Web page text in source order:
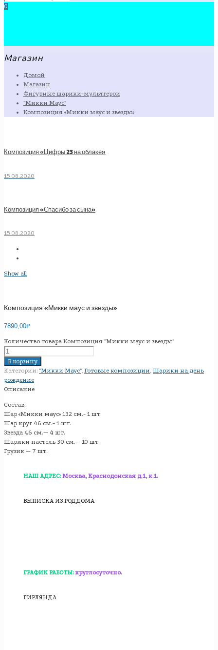
0
Магазин
Домой
Магазин
Фигурные шарики-мультгерои
"Микки Маус"
Композиция «Микки маус и звезды»
Композиция «Цифры 23 на облаке»
15.08.2020
Композиция «Спасибо за сына»
15.08.2020
Show all
Композиция «Микки маус и звезды»
7890,00₽
Количество товара Композиция "Микки маус и звезды"
В корзину
Категории: "Микки Маус", Готовые композиции, Шарики на день
рождение
Описание
Состав:
Шар «Микки маус» 132 см.- 1 шт.
Шар круг 46 см.- 1 шт.
Звезда 46 см.— 4 шт.
Шарики пастель 30 см.— 10 шт.
Грузик — 7 шт.
НАШ АДРЕС: Москва, Краснодонская д.1, к.1.
ВЫПИСКА ИЗ РОДДОМА
ГРАФИК РАБОТЫ: круглосуточно.
ГИРЛЯНДА